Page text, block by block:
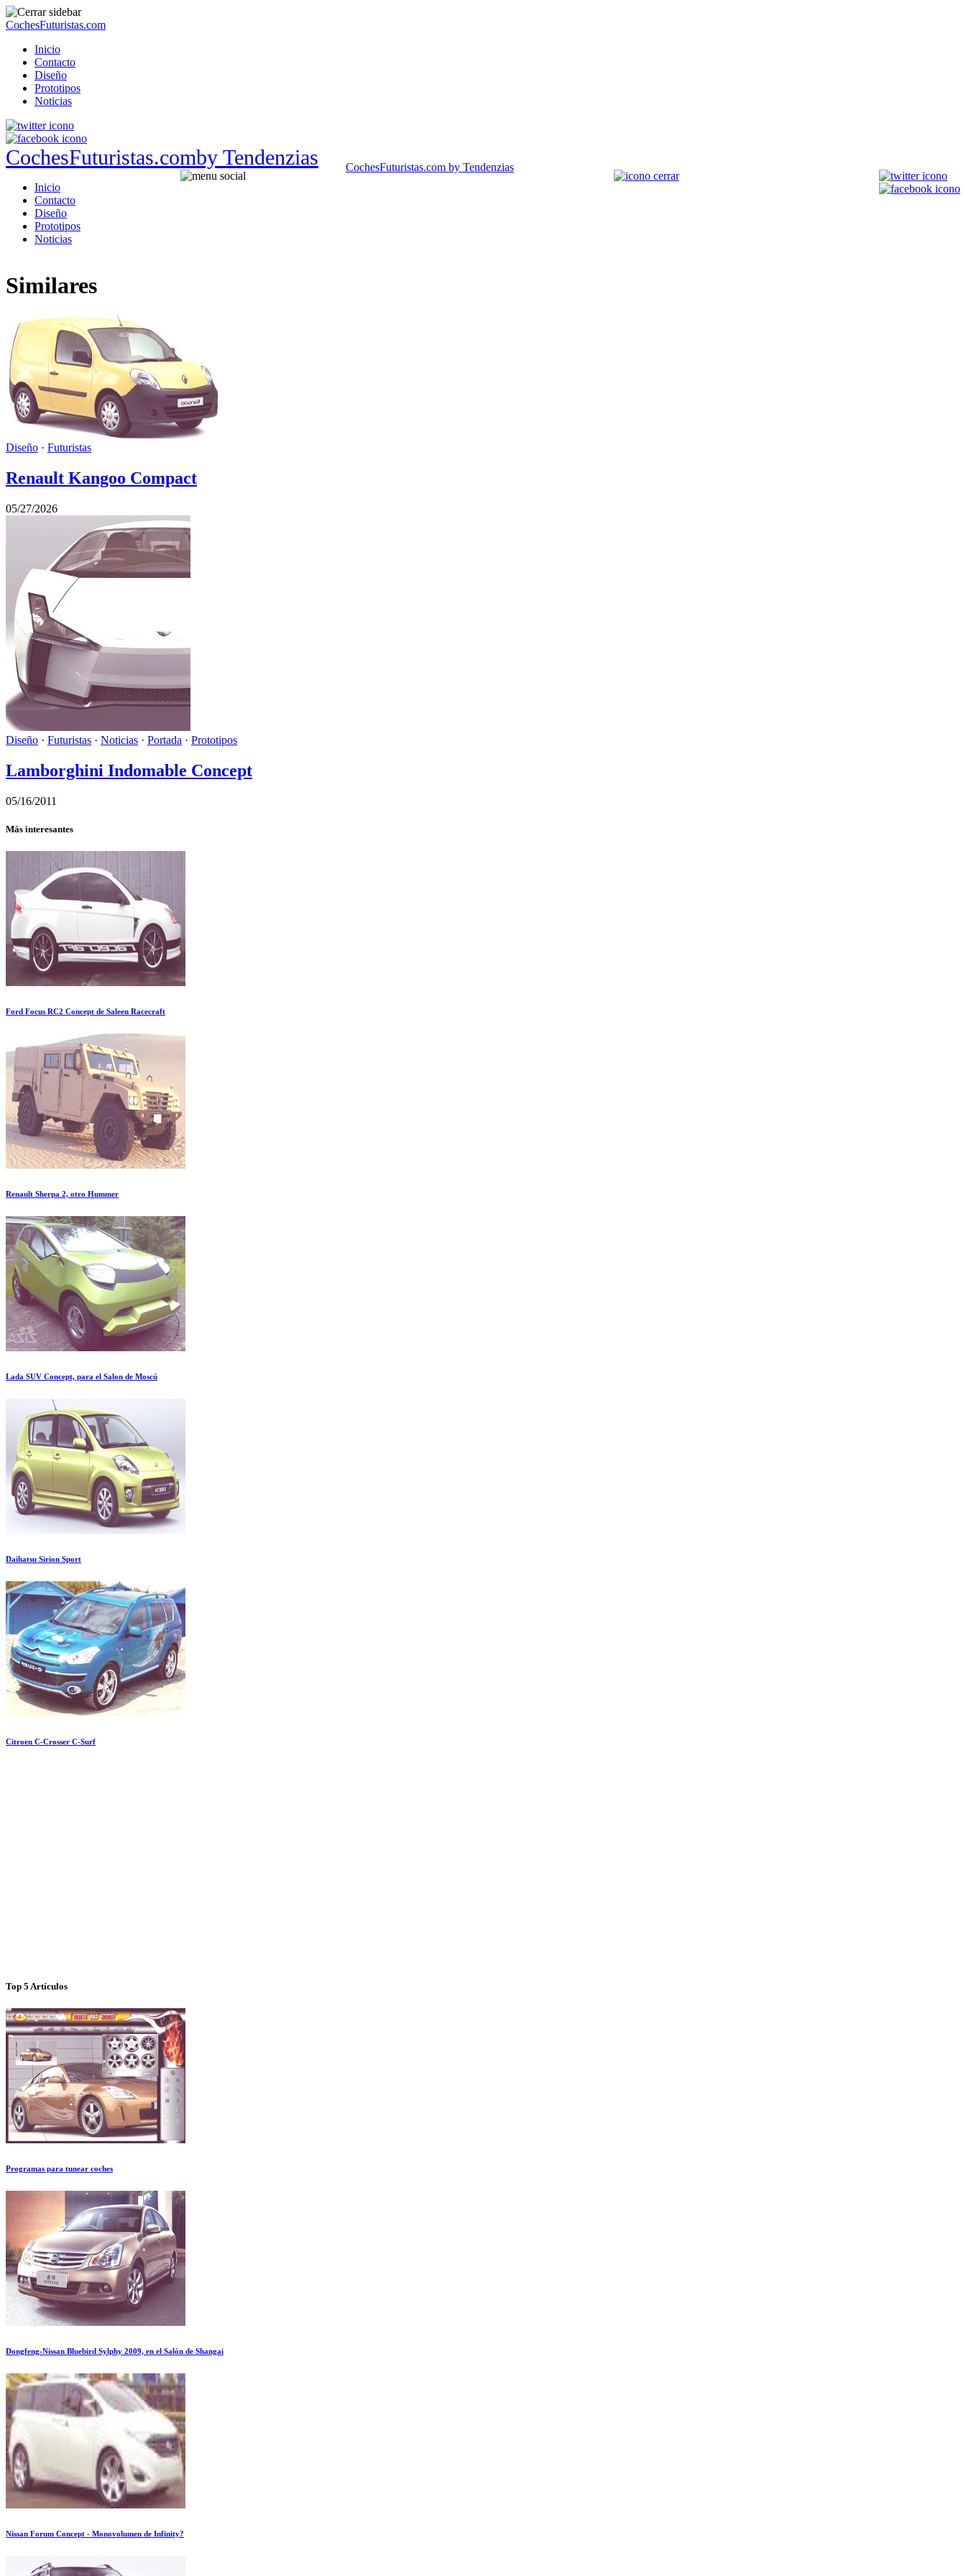
CochesFuturistas.com
Inicio
Contacto
Diseño
Prototipos
Noticias
CochesFuturistas.comby Tendenzias
Inicio
Contacto
Diseño
Prototipos
Noticias
CochesFuturistas.com by Tendenzias
Similares
Diseño · Futuristas
Renault Kangoo Compact
05/27/2026
Diseño · Futuristas · Noticias · Portada · Prototipos
Lamborghini Indomable Concept
05/16/2011
Más interesantes
Ford Focus RC2 Concept de Saleen Racecraft
Renault Sherpa 2, otro Hummer
Lada SUV Concept, para el Salon de Moscú
Daihatsu Sirion Sport
Citroen C-Crosser C-Surf
Top 5 Artículos
Programas para tunear coches
Dongfeng-Nissan Bluebird Sylphy 2009, en el Salón de Shangai
Nissan Forum Concept - Monovolumen de Infinity?